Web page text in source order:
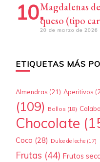
Magdalenas
queso (tipo
20 de marzo de 2026
ETIQUETAS MÁS
Almendras (21) Aperitivos
(109) Bollos (18)
Chocolate
Coco (28) Dulce de leche (17)
Frutas (44) Frutos